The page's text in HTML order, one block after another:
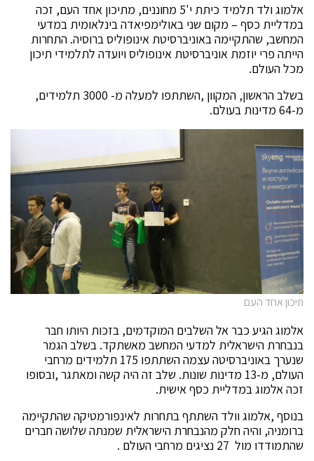
אלמוג ולד תלמיד כיתת י'5 מחוננים, מתיכון אחד העם, זכה
במדליית כסף – מקום שני באולימפיאדה בינלאומית במדעי
המחשב, שהתקיימה באוניברסיטת אינופוליס ברוסיה. התחרות
הייתה פרי יוזמת אוניברסיטת אינופוליס ויועדה לתלמידי תיכון
מכל העולם.
בשלב הראשון, המקוון ,השתתפו למעלה מ- 3000 תלמידים,
מ-64 מדינות בעולם.
תיכון אחד העם
אלמוג הגיע כבר אל השלבים המוקדמים, בזכות היותו חבר
בנבחרת הישראלית למדעי המחשב מאשתקד. בשלב הגמר
שנערך באוניברסיטה עצמה השתתפו 175 תלמידים מרחבי
העולם, מ-13 מדינות שונות. שלב זה היה קשה ומאתגר ,ובסופו
זכה אלמוג במדליית כסף אישית.
בנוסף ,אלמוג וולד השתתף בתחרות לאינפורמטיקה שהתקיימה
ברומניה, והיה חלק מהנבחרת הישראלית שמנתה שלושה חברים
שהתמודדו מול 27 נציגים מרחבי העולם .